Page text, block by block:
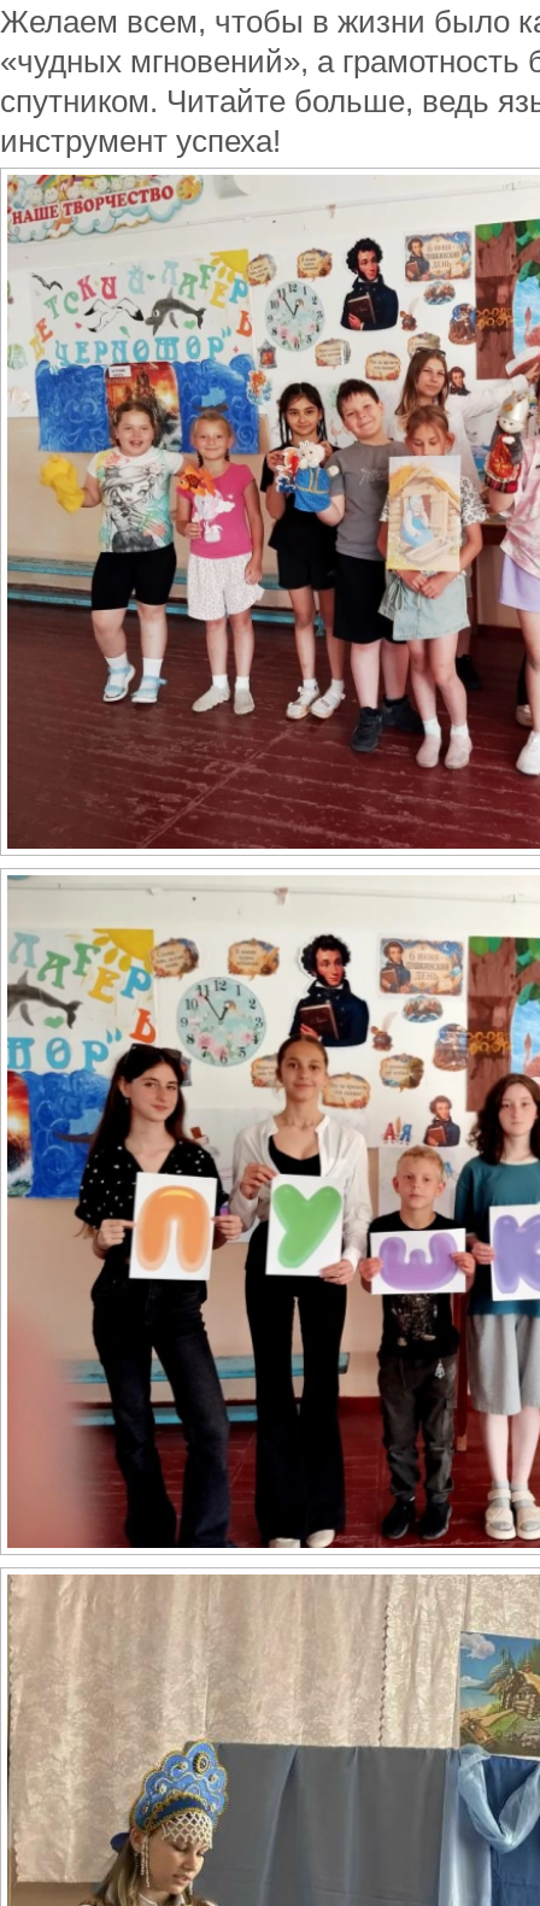
Желаем всем, чтобы в жизни было
«чудных мгновений», а
спутником. Читайте больше, ведь
инструмент успеха!